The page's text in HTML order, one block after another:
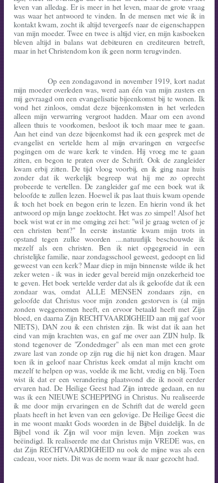
leven van alledag. Er is meer in het leven, maar de grote vraag
was waar het antwoord te vinden. In de mensen met wie ik in
kontakt kwam, zocht ik altijd tevergeefs naar de eigenschappen
van mijn moeder. Twee en twee is altijd vier, en mijn kasboeken
bleven altijd in balans wat debiteuren en crediteuren betreft,
maar in het Christendom kon ik geen norm terugvinden.
Op een zondagavond in november 1919, kort nadat
mijn moeder overleden was, werd aan één van mijn zusters en
mij gevraagd om een evangelisatie bijeen­komst bij te wonen. Ik
vond het zinloos, omdat deze bijeenkomsten in het verleden
alleen mijn verwarring vergroot hadden. Maar om een avond
alleen thuis te voorkomen, besloot ik toch maar mee te gaan.
Aan het eind van deze bijeenkomst had ik een gesprek met de
evangelist en vertelde hem al mijn ervaringen en vergeefse
pogingen om de ware kerk te vinden. Hij vroeg me te gaan
zitten, en begon te praten over de Schrift. Ook de zangleider
kwam erbij zitten. De tijd vloog voorbij, en ik ging naar huis
zonder dat ik werkelijk begreep wat hij me zo oprecht
probeerde te vertel­len. De zanglei­der gaf me een boek wat ik
beloofde te zullen lezen. Hoewel ik pas laat thuis kwam opende
ik toch het boek en begon erin te lezen. En hierin vond ik het
antwoord op mijn lange zoektocht. Het was zo simpel! Alsof het
boek wist wat er in me omging zei het: "wil je graag weten of je
een christen bent?" In eerste instantie kwam mijn trots in
opstand tegen zulke woorden ....natuurlijk beschouwde ik
mezelf als een christen. Ben ik niet opge­groeid in een
christelijke familie, naar zondags­school geweest, gedoopt en lid
geweest van een kerk? Maar diep in mijn binnenste wilde ik het
zeker weten - ik was in ieder geval bereid mijn onzeker­heid toe
te geven. Het boek vertelde verder dat als ik geloofde dat ik een
zondaar was, omdat ALLE MENSEN zondaars zijn, en
geloofde dat Christus voor mijn zonden gestorven is (al mijn
zonden weggenomen heeft, en ervoor betaald heeft met Zijn
bloed, en daarna Zijn RECHTVAARDIGHEID aan mij gaf voor
NIETS), DAN zou ik een christen zijn. Ik wist dat ik aan het
eind van mijn krachten was, en gaf me over aan ZIJN hulp. Ik
stond tegenover de "Zondedrager" als een man met een grote
zware last van zonde op zijn rug die hij niet kon dragen. Maar
toen ik in geloof naar Christus keek omdat al mijn kracht om
mezelf te helpen op was, voelde ik me licht, vredig en blij. Toen
wist ik dat er een verandering plaatsvond die ik nooit eerder
ervaren had. De Heilige Geest had Zijn intrede gedaan, en nu
was ik een NIEUWE SCHEPPING in Christus. Nu realiseerde
ik me door mijn ervaringen en de Schrift dat de wereld geen
plaats heeft in het leven van een gelovige. De Heilige Geest die
in me woont maakt Gods woorden in de Bijbel duidelijk. In de
Bijbel vond ik Zijn wil voor mijn leven. Mijn zoeken was
beëindigd. Ik realiseerde me dat Christus mijn VREDE was, en
dat Zijn RECHTVAARDIGHEID nu ook de mijne was als een
cadeau, voor niets. Dit was de norm waar ik naar gezocht had.